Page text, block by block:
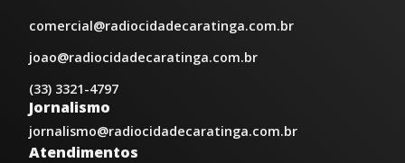
comercial@radiocidadecaratinga.com.br
joao@radiocidadecaratinga.com.br
(33) 3321-4797
Jornalismo
jornalismo@radiocidadecaratinga.com.br
Atendimentos